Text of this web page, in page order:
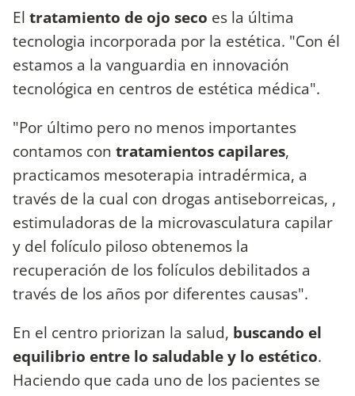
El tratamiento de ojo seco es la última
tecnologia incorporada por la estética. "Con él
estamos a la vanguardia en innovación
tecnológica en centros de estética médica".
"Por último pero no menos importantes
contamos con tratamientos capilares,
practicamos mesoterapia intradérmica, a
través de la cual con drogas antiseborreicas, ,
estimuladoras de la microvasculatura capilar
y del folículo piloso obtenemos la
recuperación de los folículos debilitados a
través de los años por diferentes causas".
En el centro priorizan la salud, buscando el
equilibrio entre lo saludable y lo estético.
Haciendo que cada uno de los pacientes se